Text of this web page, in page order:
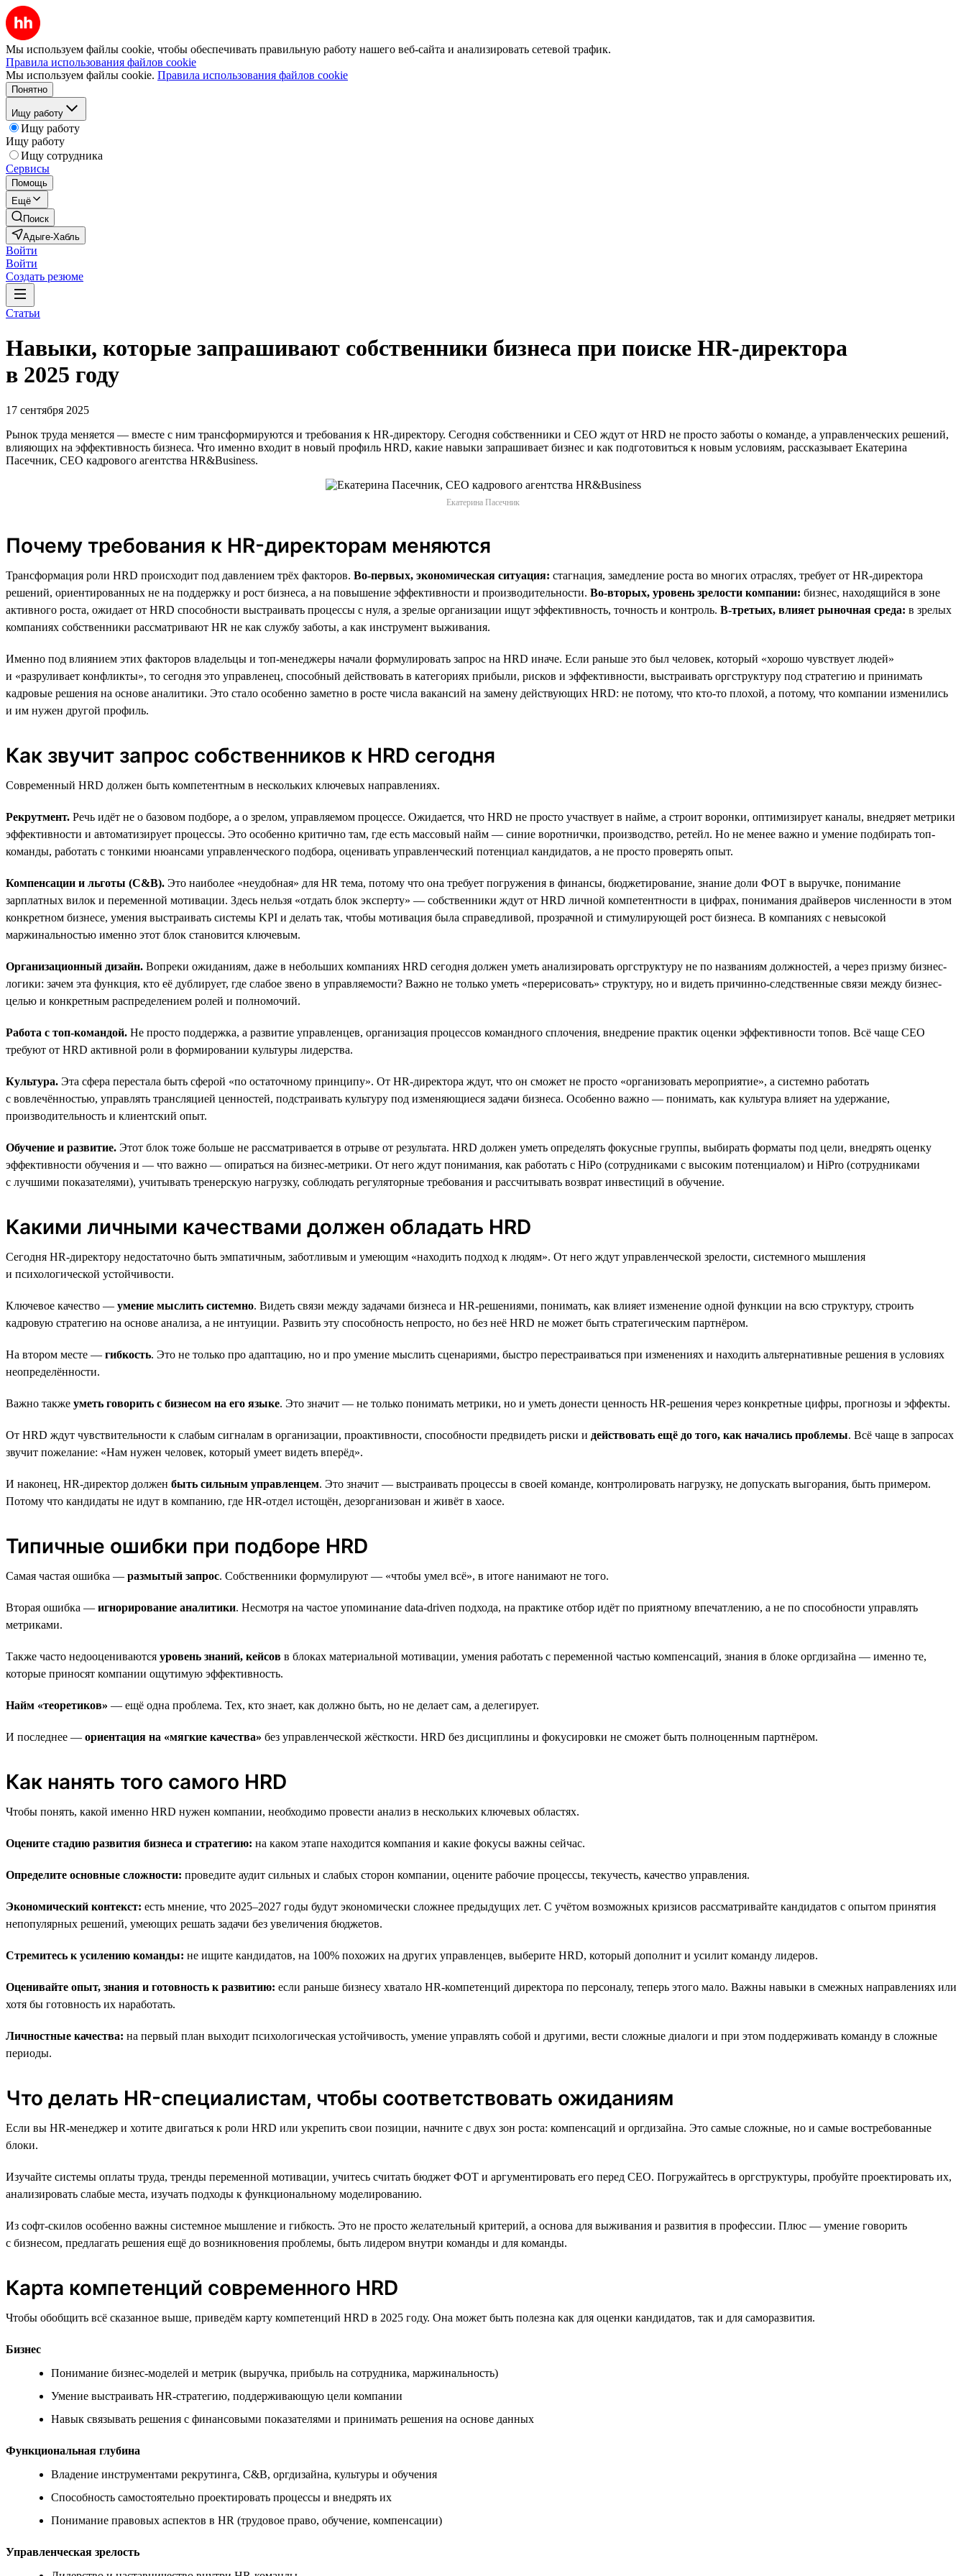
Мы используем файлы cookie, чтобы обеспечивать правильную работу нашего веб-сайта и анализировать сетевой трафик.
Правила использования файлов cookie
Мы используем файлы cookie. Правила использования файлов cookie
Понятно
Ищу работу
Ищу работу
Ищу работу
Ищу сотрудника
Сервисы
Помощь
Ещё
Поиск
Адыге-Хабль
Войти
Войти
Создать резюме
Статьи
Навыки, которые запрашивают собственники бизнеса при поиске HR-директора
в 2025 году
17 сентября 2025
Рынок труда меняется — вместе с ним трансформируются и требования к HR-директору. Сегодня собственники и СЕО ждут от HRD не просто заботы о команде, а управленческих решений,
влияющих на эффективность бизнеса. Что именно входит в новый профиль HRD, какие навыки запрашивает бизнес и как подготовиться к новым условиям, рассказывает Екатерина
Пасечник, CEO кадрового агентства HR&Business.
Екатерина Пасечник
Почему требования к HR-директорам меняются
Трансформация роли HRD происходит под давлением трёх факторов. Во-первых, экономическая ситуация: стагнация, замедление роста во многих отраслях, требует от HR-директора
решений, ориентированных не на поддержку и рост бизнеса, а на повышение эффективности и производительности. Во-вторых, уровень зрелости компании: бизнес, находящийся в зоне
активного роста, ожидает от HRD способности выстраивать процессы с нуля, а зрелые организации ищут эффективность, точность и контроль. В-третьих, влияет рыночная среда: в зрелых
компаниях собственники рассматривают HR не как службу заботы, а как инструмент выживания.
Именно под влиянием этих факторов владельцы и топ-менеджеры начали формулировать запрос на HRD иначе. Если раньше это был человек, который «хорошо чувствует людей»
и «разруливает конфликты», то сегодня это управленец, способный действовать в категориях прибыли, рисков и эффективности, выстраивать оргструктуру под стратегию и принимать
кадровые решения на основе аналитики. Это стало особенно заметно в росте числа вакансий на замену действующих HRD: не потому, что кто-то плохой, а потому, что компании изменились
и им нужен другой профиль.
Как звучит запрос собственников к HRD сегодня
Современный HRD должен быть компетентным в нескольких ключевых направлениях.
Рекрутмент. Речь идёт не о базовом подборе, а о зрелом, управляемом процессе. Ожидается, что HRD не просто участвует в найме, а строит воронки, оптимизирует каналы, внедряет метрики
эффективности и автоматизирует процессы. Это особенно критично там, где есть массовый найм — синие воротнички, производство, ретейл. Но не менее важно и умение подбирать топ-
команды, работать с тонкими нюансами управленческого подбора, оценивать управленческий потенциал кандидатов, а не просто проверять опыт.
Компенсации и льготы (C&B). Это наиболее «неудобная» для HR тема, потому что она требует погружения в финансы, бюджетирование, знание доли ФОТ в выручке, понимание
зарплатных вилок и переменной мотивации. Здесь нельзя «отдать блок эксперту» — собственники ждут от HRD личной компетентности в цифрах, понимания драйверов численности в этом
конкретном бизнесе, умения выстраивать системы KPI и делать так, чтобы мотивация была справедливой, прозрачной и стимулирующей рост бизнеса. В компаниях с невысокой
маржинальностью именно этот блок становится ключевым.
Организационный дизайн. Вопреки ожиданиям, даже в небольших компаниях HRD сегодня должен уметь анализировать оргструктуру не по названиям должностей, а через призму бизнес-
логики: зачем эта функция, кто её дублирует, где слабое звено в управляемости? Важно не только уметь «перерисовать» структуру, но и видеть причинно-следственные связи между бизнес-
целью и конкретным распределением ролей и полномочий.
Работа с топ-командой. Не просто поддержка, а развитие управленцев, организация процессов командного сплочения, внедрение практик оценки эффективности топов. Всё чаще СЕО
требуют от HRD активной роли в формировании культуры лидерства.
Культура. Эта сфера перестала быть сферой «по остаточному принципу». От HR-директора ждут, что он сможет не просто «организовать мероприятие», а системно работать
с вовлечённостью, управлять трансляцией ценностей, подстраивать культуру под изменяющиеся задачи бизнеса. Особенно важно — понимать, как культура влияет на удержание,
производительность и клиентский опыт.
Обучение и развитие. Этот блок тоже больше не рассматривается в отрыве от результата. HRD должен уметь определять фокусные группы, выбирать форматы под цели, внедрять оценку
эффективности обучения и — что важно — опираться на бизнес-метрики. От него ждут понимания, как работать с HiPo (сотрудниками с высоким потенциалом) и HiPro (сотрудниками
с лучшими показателями), учитывать тренерскую нагрузку, соблюдать регуляторные требования и рассчитывать возврат инвестиций в обучение.
Какими личными качествами должен обладать HRD
Сегодня HR-директору недостаточно быть эмпатичным, заботливым и умеющим «находить подход к людям». От него ждут управленческой зрелости, системного мышления
и психологической устойчивости.
Ключевое качество — умение мыслить системно. Видеть связи между задачами бизнеса и HR-решениями, понимать, как влияет изменение одной функции на всю структуру, строить
кадровую стратегию на основе анализа, а не интуиции. Развить эту способность непросто, но без неё HRD не может быть стратегическим партнёром.
На втором месте — гибкость. Это не только про адаптацию, но и про умение мыслить сценариями, быстро перестраиваться при изменениях и находить альтернативные решения в условиях
неопределённости.
Важно также уметь говорить с бизнесом на его языке. Это значит — не только понимать метрики, но и уметь донести ценность HR-решения через конкретные цифры, прогнозы и эффекты.
От HRD ждут чувствительности к слабым сигналам в организации, проактивности, способности предвидеть риски и действовать ещё до того, как начались проблемы. Всё чаще в запросах
звучит пожелание: «Нам нужен человек, который умеет видеть вперёд».
И наконец, HR-директор должен быть сильным управленцем. Это значит — выстраивать процессы в своей команде, контролировать нагрузку, не допускать выгорания, быть примером.
Потому что кандидаты не идут в компанию, где HR-отдел истощён, дезорганизован и живёт в хаосе.
Типичные ошибки при подборе HRD
Самая частая ошибка — размытый запрос. Собственники формулируют — «чтобы умел всё», в итоге нанимают не того.
Вторая ошибка — игнорирование аналитики. Несмотря на частое упоминание data-driven подхода, на практике отбор идёт по приятному впечатлению, а не по способности управлять
метриками.
Также часто недооцениваются уровень знаний, кейсов в блоках материальной мотивации, умения работать с переменной частью компенсаций, знания в блоке оргдизайна — именно те,
которые приносят компании ощутимую эффективность.
Найм «теоретиков» — ещё одна проблема. Тех, кто знает, как должно быть, но не делает сам, а делегирует.
И последнее — ориентация на «мягкие качества» без управленческой жёсткости. HRD без дисциплины и фокусировки не сможет быть полноценным партнёром.
Как нанять того самого HRD
Чтобы понять, какой именно HRD нужен компании, необходимо провести анализ в нескольких ключевых областях.
Оцените стадию развития бизнеса и стратегию: на каком этапе находится компания и какие фокусы важны сейчас.
Определите основные сложности: проведите аудит сильных и слабых сторон компании, оцените рабочие процессы, текучесть, качество управления.
Экономический контекст: есть мнение, что 2025–2027 годы будут экономически сложнее предыдущих лет. С учётом возможных кризисов рассматривайте кандидатов с опытом принятия
непопулярных решений, умеющих решать задачи без увеличения бюджетов.
Стремитесь к усилению команды: не ищите кандидатов, на 100% похожих на других управленцев, выберите HRD, который дополнит и усилит команду лидеров.
Оценивайте опыт, знания и готовность к развитию: если раньше бизнесу хватало HR-компетенций директора по персоналу, теперь этого мало. Важны навыки в смежных направлениях или
хотя бы готовность их наработать.
Личностные качества: на первый план выходит психологическая устойчивость, умение управлять собой и другими, вести сложные диалоги и при этом поддерживать команду в сложные
периоды.
Что делать HR-специалистам, чтобы соответствовать ожиданиям
Если вы HR-менеджер и хотите двигаться к роли HRD или укрепить свои позиции, начните с двух зон роста: компенсаций и оргдизайна. Это самые сложные, но и самые востребованные
блоки.
Изучайте системы оплаты труда, тренды переменной мотивации, учитесь считать бюджет ФОТ и аргументировать его перед СЕО. Погружайтесь в оргструктуры, пробуйте проектировать их,
анализировать слабые места, изучать подходы к функциональному моделированию.
Из софт-скилов особенно важны системное мышление и гибкость. Это не просто желательный критерий, а основа для выживания и развития в профессии. Плюс — умение говорить
с бизнесом, предлагать решения ещё до возникновения проблемы, быть лидером внутри команды и для команды.
Карта компетенций современного HRD
Чтобы обобщить всё сказанное выше, приведём карту компетенций HRD в 2025 году. Она может быть полезна как для оценки кандидатов, так и для саморазвития.
Бизнес
Понимание бизнес-моделей и метрик (выручка, прибыль на сотрудника, маржинальность)
Умение выстраивать HR-стратегию, поддерживающую цели компании
Навык связывать решения с финансовыми показателями и принимать решения на основе данных
Функциональная глубина
Владение инструментами рекрутинга, C&B, оргдизайна, культуры и обучения
Способность самостоятельно проектировать процессы и внедрять их
Понимание правовых аспектов в HR (трудовое право, обучение, компенсации)
Управленческая зрелость